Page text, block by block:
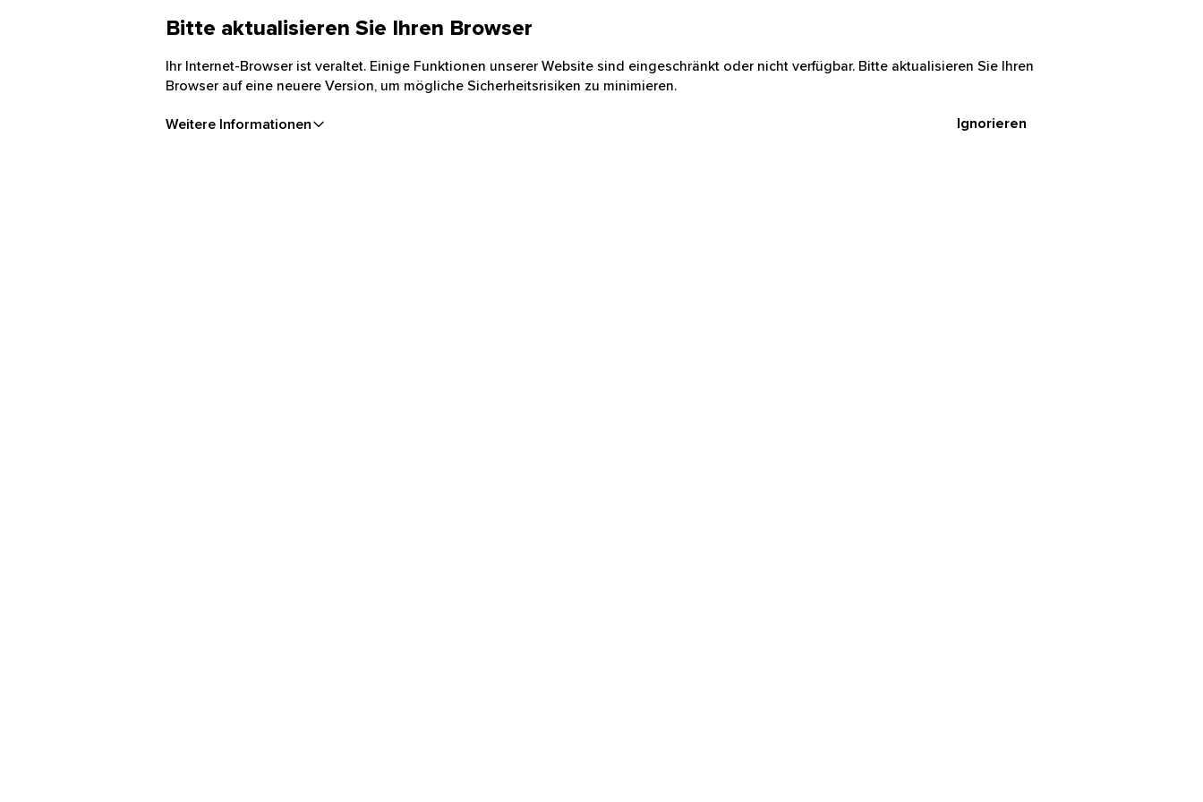
Bitte aktualisieren Sie Ihren Browser
Ihr Internet-Browser ist veraltet. Einige Funktionen unserer Website sind eingeschränkt oder nicht verfügbar. Bitte aktualisieren Sie Ihren
Browser auf eine neuere Version, um mögliche Sicherheitsrisiken zu minimieren.
Weitere Informationen Ignorieren